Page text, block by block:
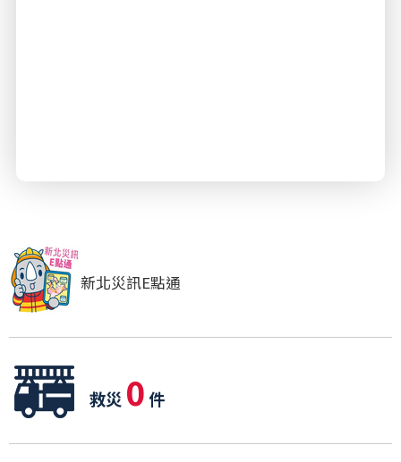
新北災訊E點通
救災 0件